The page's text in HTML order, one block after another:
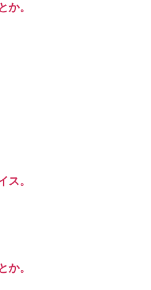
か。
ス。
か。